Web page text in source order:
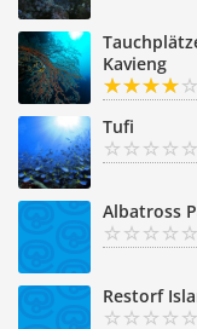
Kavieng
Tufi
Albatross
Restorf